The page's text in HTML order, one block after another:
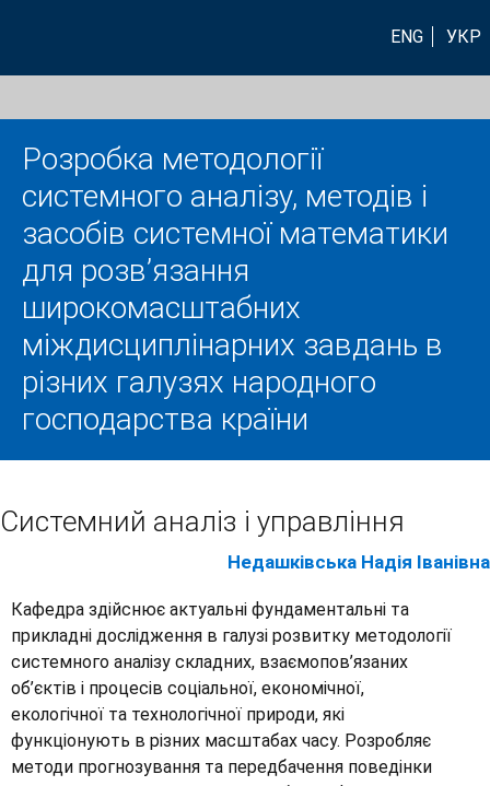
ENG УКР
Розробка методології
системного аналізу, методів і
засобів системної математики
для розв’язання
широкомасштабних
міждисциплінарних завдань в
різних галузях народного
господарства країни
Системний аналіз і управління
Недашківська Надія Іванівна
Кафедра здійснює актуальні фундаментальні та
прикладні дослідження в галузі розвитку методології
системного аналізу складних, взаємопов’язаних
об’єктів і процесів соціальної, економічної,
екологічної та технологічної природи, які
функціонують в різних масштабах часу. Розробляє
методи прогнозування та передбачення поведінки